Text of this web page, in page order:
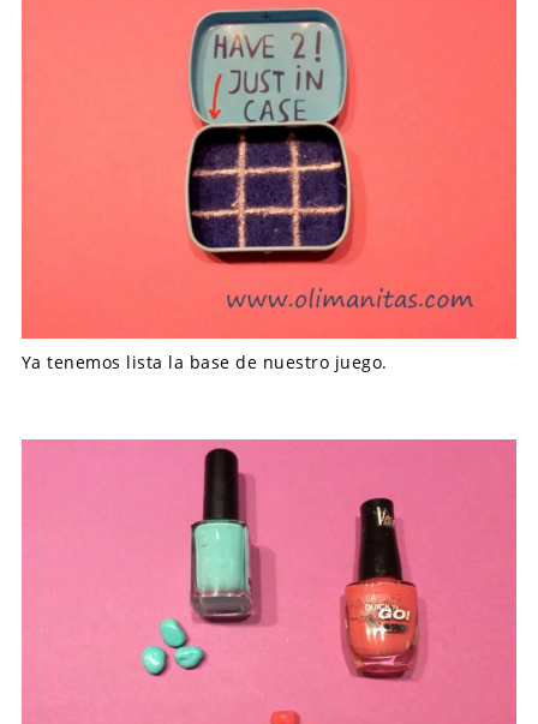
Ya tenemos lista la base de nuestro juego.